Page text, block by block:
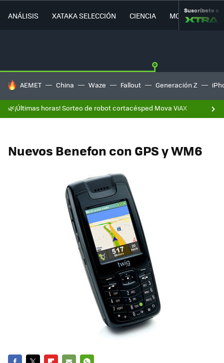
ANÁLISIS XATAKA SELECCIÓN CIENCIA MOVILIDAD
Suscríbete a
HOY SE HABLA DE
AEMET China Waze Fallout Generación Z
🌿¡Últimas horas! Sorteo de robot cortacésped Mova ViAX
Nuevos Benefon con GPS y WM6